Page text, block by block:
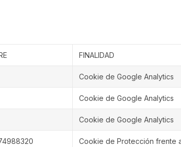
FINALIDAD
Cookie de Google Analytics
Cookie de Google Analytics
Cookie de Google Analytics
Cookie de Protección frente